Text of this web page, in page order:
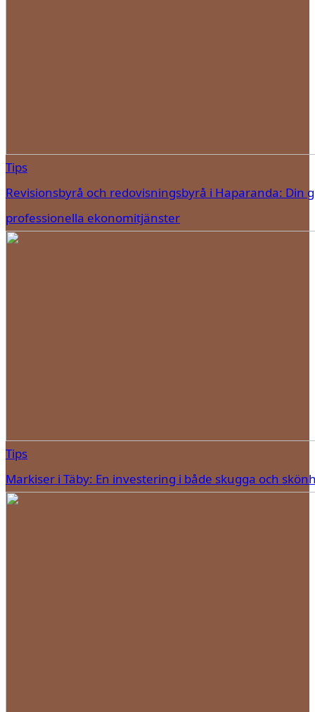
Tips
Revisionsbyrå och redovisningsbyrå i Haparanda: Din
professionella ekonomitjänster
Tips
Markiser i Täby: En investering i både skugga och